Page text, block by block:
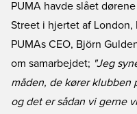
PUMA havde slået
Street i hjertet af
PUMAs CEO, Björn
om samarbejdet; "Jeg
måden, de kører klubben
og det er sådan vi gerne